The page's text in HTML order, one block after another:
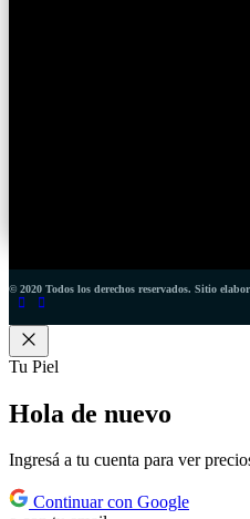
© 2020 Todos los derechos reservados. Sitio
Tu Piel
Hola de nuevo
Ingresá a tu cuenta para ver
Continuar con Google